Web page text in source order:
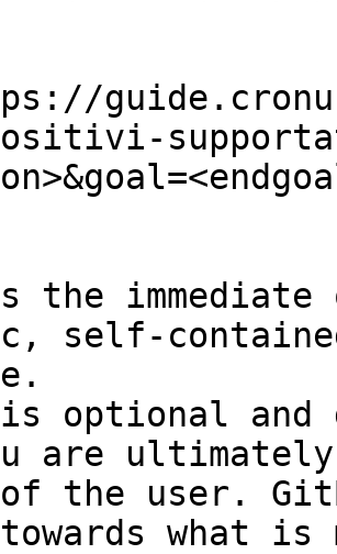
the
self-
optional and
are
the user.
towards what